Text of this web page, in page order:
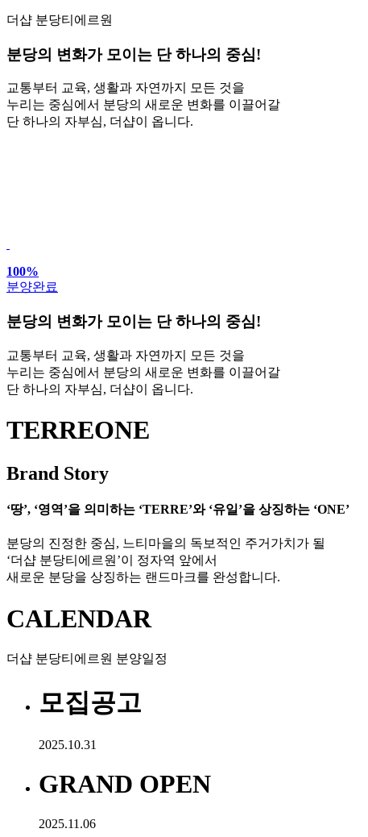
더샵 분당티에르원
분당의 변화가 모이는 단 하나의 중심!
교통부터 교육, 생활과 자연까지 모든 것을
누리는 중심에서 분당의 새로운 변화를 이끌어갈
단 하나의 자부심, 더샵이 옵니다.
100%
분양완료
분당의 변화가 모이는 단 하나의 중심!
교통부터 교육, 생활과 자연까지 모든 것을
누리는 중심에서 분당의 새로운 변화를 이끌어갈
단 하나의 자부심, 더샵이 옵니다.
TERREONE
Brand Story
‘땅’, ‘영역’을 의미하는 ‘TERRE’와 ‘유일’을 상징하는 ‘ONE’
분당의 진정한 중심, 느티마을의 독보적인 주거가치가 될
‘더샵 분당티에르원’이 정자역 앞에서
새로운 분당을 상징하는 랜드마크를 완성합니다.
CALENDAR
더샵 분당티에르원 분양일정
모집공고
2025.10.31
GRAND OPEN
2025.11.06